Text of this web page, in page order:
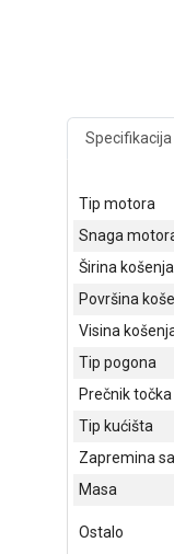
Specifikacija
Tip motora
Snaga
Širina košenja
Površina
Visina
Tip pogona
Prečnik
Tip kućišta
Zapremina
Masa
Ostalo